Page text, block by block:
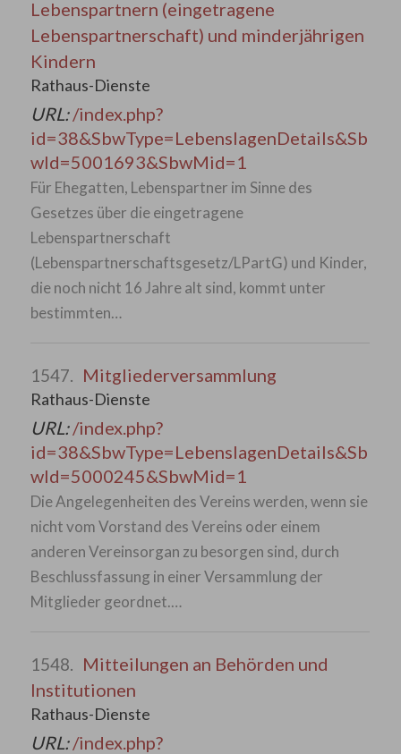
Lebenspartnern (eingetragene
Lebenspartnerschaft) und minderjährigen
Kindern
Rathaus-Dienste
URL:/index.php?
id=38&SbwType=LebenslagenDetails&Sb
wId=5001693&SbwMid=1
Für Ehegatten, Lebenspartner im Sinne des
Gesetzes über die eingetragene
Lebenspartnerschaft
(Lebenspartnerschaftsgesetz/LPartG) und Kinder,
die noch nicht 16 Jahre alt sind, kommt unter
bestimmten…
1547. Mitgliederversammlung
Rathaus-Dienste
URL:/index.php?
id=38&SbwType=LebenslagenDetails&Sb
wId=5000245&SbwMid=1
Die Angelegenheiten des Vereins werden, wenn sie
nicht vom Vorstand des Vereins oder einem
anderen Vereinsorgan zu besorgen sind, durch
Beschlussfassung in einer Versammlung der
Mitglieder geordnet.…
1548. Mitteilungen an Behörden und
Institutionen
Rathaus-Dienste
URL:/index.php?